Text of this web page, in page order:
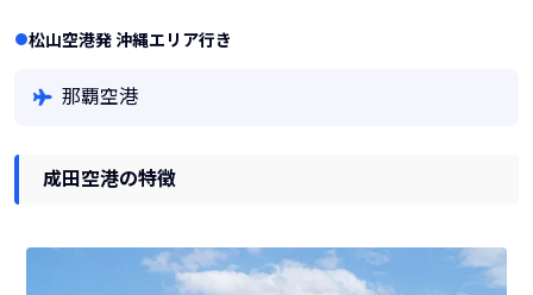
松山空港発 沖縄エリア行き
那覇空港
成田空港の特徴